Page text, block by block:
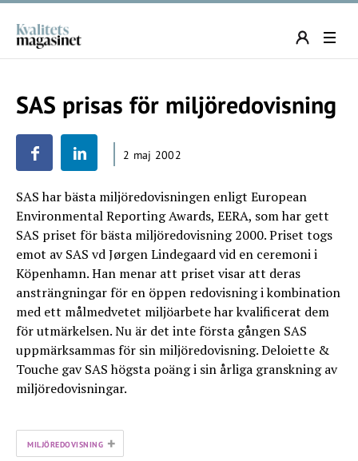
SAS prisas för miljöredovisning
2 maj 2002
SAS har bästa miljöredovisningen enligt European
Environmental Reporting Awards, EERA, som har gett
SAS priset för bästa miljöredovisning 2000. Priset togs
emot av SAS vd Jørgen Lindegaard vid en ceremoni i
Köpenhamn. Han menar att priset visar att deras
ansträngningar för en öppen redovisning i kombination
med ett målmedvetet miljöarbete har kvalificerat dem
för utmärkelsen. Nu är det inte första gången SAS
uppmärksammas för sin miljöredovisning. Deloiette &
Touche gav SAS högsta poäng i sin årliga granskning av
miljöredovisningar.
MILJÖREDOVISNING +